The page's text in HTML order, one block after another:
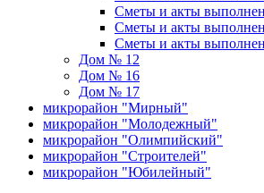
Сметы и акты
Сметы и акты
Сметы и акты
Дом № 12
Дом № 16
Дом № 17
микрорайон "Мирный"
микрорайон "Молодежный"
микрорайон "Олимпийский"
микрорайон "Строителей"
микрорайон "Юбилейный"